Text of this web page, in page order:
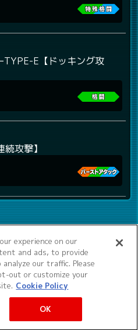
E【ドッキング攻
攻撃】
experience on our
and ads, to provide
our traffic. Please
out or customize your
Cookie Policy
OK